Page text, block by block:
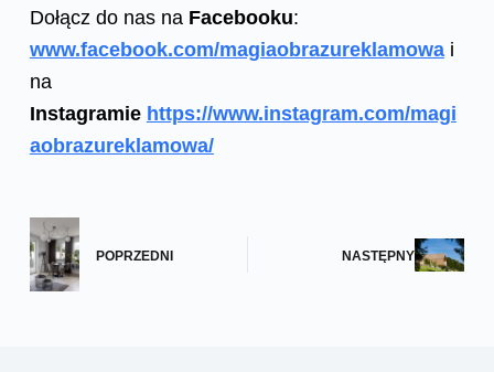
Dołącz do nas na Facebooku:
www.facebook.com/magiaobrazureklamowai
na
Instagramie https://www.instagram.com/magi
aobrazureklamowa/
POPRZEDNI NASTĘPNY